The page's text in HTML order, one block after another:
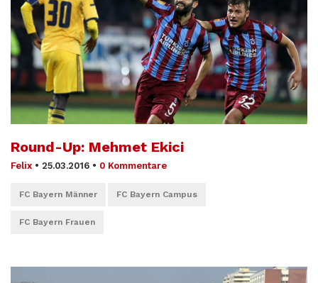
Round-Up: Mehmet Ekici
Felix • 25.03.2016 • 0 Kommentare
FC Bayern Männer FC Bayern Campus
FC Bayern Frauen